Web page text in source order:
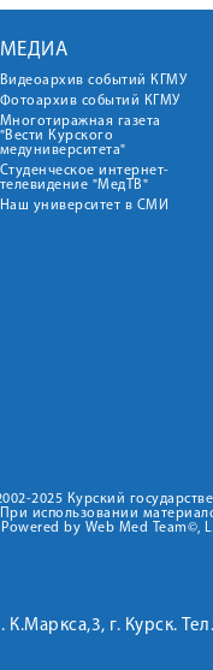
МЕДИА
Видеоархив событий КГМУ
Фотоархив событий КГМУ
Многотиражная газета
"Вести Курского
медуниверситета"
Студенческое интернет-
телевидение "МедТВ"
Наш университет в СМИ
2025 Курский
использовании
Powered by Web Med Team©,
К.Маркса,3, г. Курск.